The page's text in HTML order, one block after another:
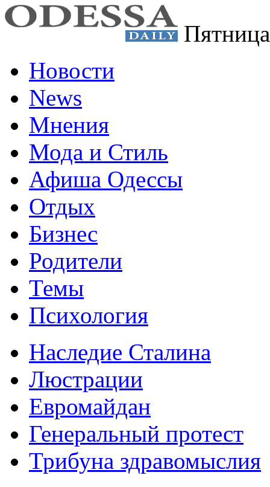
Новости
News
Мнения
Мода и Стиль
Афиша Одессы
Отдых
Бизнес
Родители
Темы
Психология
Наследие Сталина
Люстрации
Евромайдан
Генеральный протест
Трибуна здравомыслия